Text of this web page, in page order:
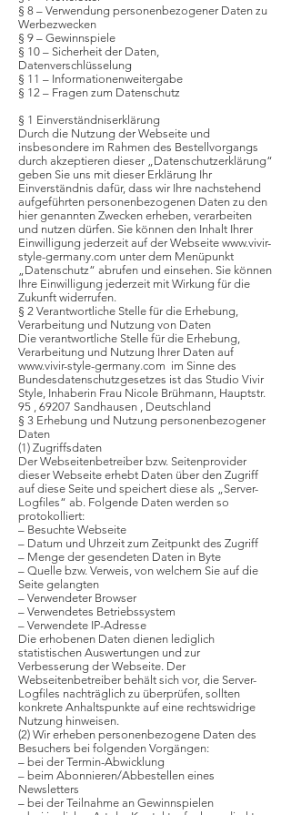
§ 8 – Verwendung personenbezogener Daten zu
Werbezwecken
§ 9 – Gewinnspiele
§ 10 – Sicherheit der Daten,
Datenverschlüsselung
§ 11 – Informationenweitergabe
§ 12 – Fragen zum Datenschutz
§ 1 Einverständniserklärung
Durch die Nutzung der Webseite und
insbesondere im Rahmen des Bestellvorgangs
durch akzeptieren dieser „Datenschutzerklärung“
geben Sie uns mit dieser Erklärung Ihr
Einverständnis dafür, dass wir Ihre nachstehend
aufgeführten personenbezogenen Daten zu den
hier genannten Zwecken erheben, verarbeiten
und nutzen dürfen. Sie können den Inhalt Ihrer
Einwilligung jederzeit auf der Webseite www.vivir-
style-germany.com unter dem Menüpunkt
„Datenschutz“ abrufen und einsehen. Sie können
Ihre Einwilligung jederzeit mit Wirkung für die
Zukunft widerrufen.
§ 2 Verantwortliche Stelle für die Erhebung,
Verarbeitung und Nutzung von Daten
Die verantwortliche Stelle für die Erhebung,
Verarbeitung und Nutzung Ihrer Daten auf
www.vivir-style-germany.com im Sinne des
Bundesdatenschutzgesetzes ist das Studio Vivir
Style, Inhaberin Frau Nicole Brühmann, Hauptstr.
95 , 69207 Sandhausen , Deutschland
§ 3 Erhebung und Nutzung personenbezogener
Daten
(1) Zugriffsdaten
Der Webseitenbetreiber bzw. Seitenprovider
dieser Webseite erhebt Daten über den Zugriff
auf diese Seite und speichert diese als „Server-
Logfiles“ ab. Folgende Daten werden so
protokolliert:
– Besuchte Webseite
– Datum und Uhrzeit zum Zeitpunkt des Zugriff
– Menge der gesendeten Daten in Byte
– Quelle bzw. Verweis, von welchem Sie auf die
Seite gelangten
– Verwendeter Browser
– Verwendetes Betriebssystem
– Verwendete IP-Adresse
Die erhobenen Daten dienen lediglich
statistischen Auswertungen und zur
Verbesserung der Webseite. Der
Webseitenbetreiber behält sich vor, die Server-
Logfiles nachträglich zu überprüfen, sollten
konkrete Anhaltspunkte auf eine rechtswidrige
Nutzung hinweisen.
(2) Wir erheben personenbezogene Daten des
Besuchers bei folgenden Vorgängen:
– bei der Termin-Abwicklung
– beim Abonnieren/Abbestellen eines
Newsletters
– bei der Teilnahme an Gewinnspielen